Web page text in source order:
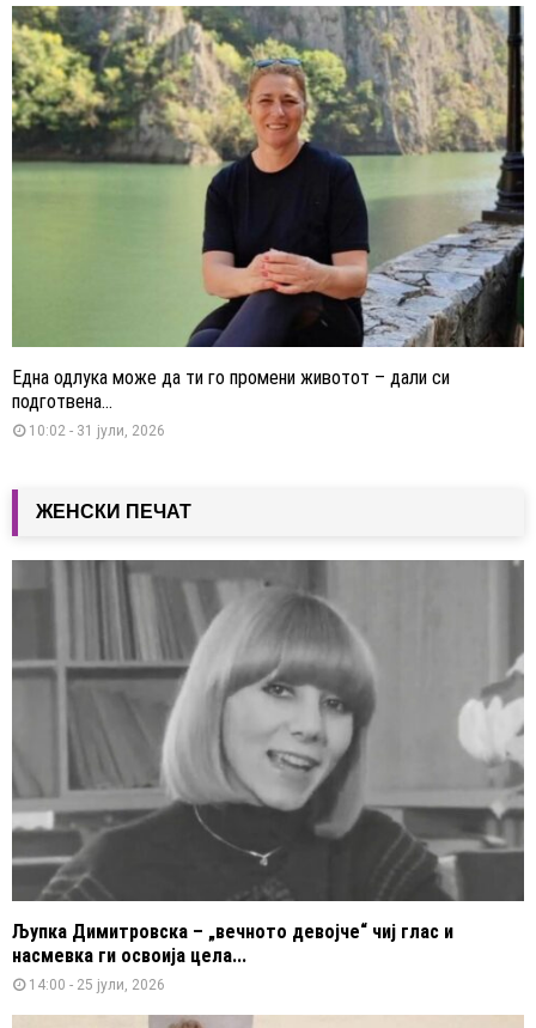
Една одлука може да ти го промени животот – дали си
подготвена...
10:02 - 31 јули, 2026
ЖЕНСКИ ПЕЧАТ
Љупка Димитровска – „вечното девојче“ чиј глас и
насмевка ги освоија цела...
14:00 - 25 јули, 2026